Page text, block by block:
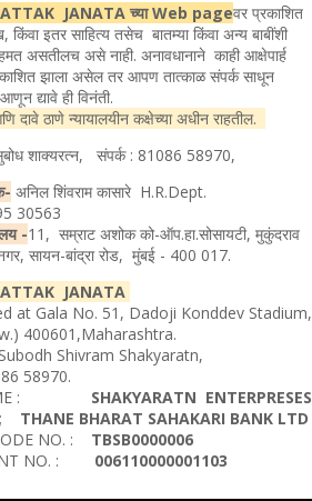
JANATA च्या Web pageवर प्रकाशित
इतर साहित्य तसेच बातम्या किंवा अन्य बाबींशी
असतीलच असे नाही. अनावधानाने काही आक्षेपार्ह
झाला असेल तर आपण तात्काळ संपर्क साधून
द्यावे ही विनंती.
दावे ठाणे न्यायालयीन कक्षेच्या अधीन राहतील.
शाक्यरत्न, संपर्क : 81086 58970,
अनिल शिंवराम कासारे H.R.Dept.
30563
-11, सम्राट अशोक को-ऑप.हा.सोसायटी, मुकुंदराव
सायन-बांद्रा रोड, मुंबई - 400 017.
JANATA
at Gala No. 51, Dadoji Konddev Stadium,
400601,Maharashtra.
Subodh Shivram Shakyaratn,
58970.
: SHAKYARATN ENTERPRESES
; THANE BHARAT SAHAKARI BANK LTD
NO. : TBSB0000006
NO. : 006110000001103